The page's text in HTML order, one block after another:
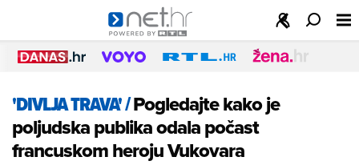
'DIVLJA TRAVA'/Pogledajte kako je
poljudska publika odala počast
francuskom heroju Vukovara